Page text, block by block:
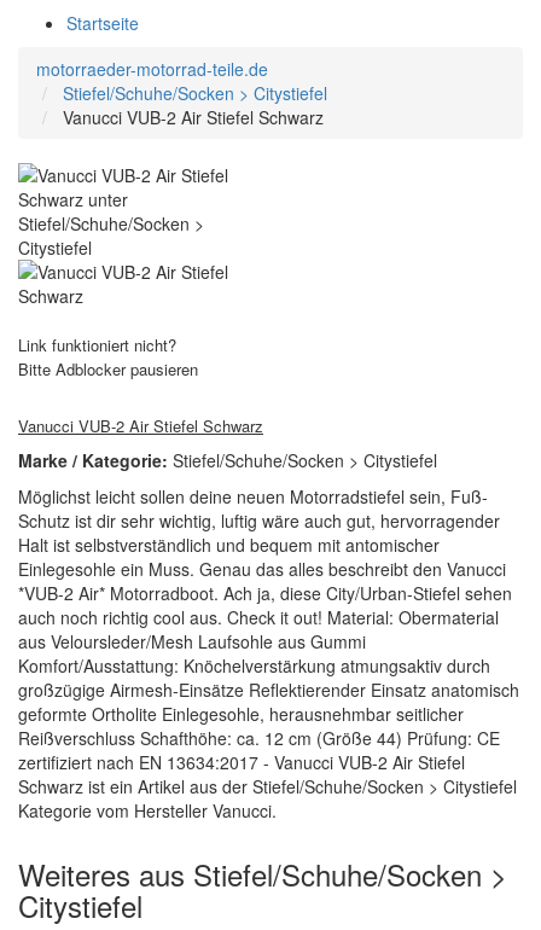
Startseite
motorraeder-motorrad-teile.de
Stiefel/Schuhe/Socken > Citystiefel
Vanucci VUB-2 Air Stiefel Schwarz
Link funktioniert nicht?
Bitte Adblocker pausieren
Vanucci VUB-2 Air Stiefel Schwarz
Marke / Kategorie: Stiefel/Schuhe/Socken > Citystiefel
Möglichst leicht sollen deine neuen Motorradstiefel sein, Fuß-
Schutz ist dir sehr wichtig, luftig wäre auch gut, hervorragender
Halt ist selbstverständlich und bequem mit antomischer
Einlegesohle ein Muss. Genau das alles beschreibt den Vanucci
*VUB-2 Air* Motorradboot. Ach ja, diese City/Urban-Stiefel sehen
auch noch richtig cool aus. Check it out! Material: Obermaterial
aus Veloursleder/Mesh Laufsohle aus Gummi
Komfort/Ausstattung: Knöchelverstärkung atmungsaktiv durch
großzügige Airmesh-Einsätze Reflektierender Einsatz anatomisch
geformte Ortholite Einlegesohle, herausnehmbar seitlicher
Reißverschluss Schafthöhe: ca. 12 cm (Größe 44) Prüfung: CE
zertifiziert nach EN 13634:2017 - Vanucci VUB-2 Air Stiefel
Schwarz ist ein Artikel aus der Stiefel/Schuhe/Socken > Citystiefel
Kategorie vom Hersteller Vanucci.
Weiteres aus Stiefel/Schuhe/Socken >
Citystiefel